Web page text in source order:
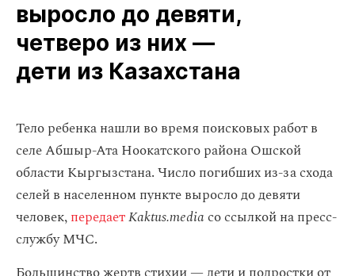
выросло до девяти,
четверо из них —
дети из Казахстана
Тело ребенка нашли во время поисковых работ в
селе Абшыр-Ата Ноокатского района Ошской
области Кыргызстана. Число погибших из-за схода
селей в населенном пункте выросло до девяти
человек,передаетKaktus.mediaсо ссылкой на пресс-
службу МЧС.